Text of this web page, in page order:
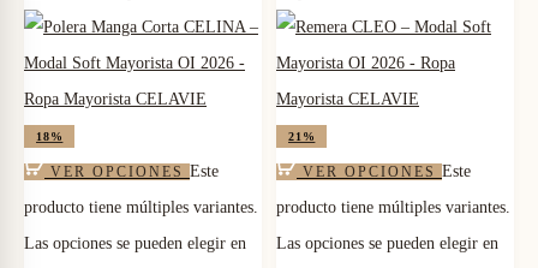
18%
VER OPCIONES Este
producto tiene múltiples variantes.
Las opciones se pueden elegir en
21%
VER OPCIONES Este
producto tiene múltiples variantes.
Las opciones se pueden elegir en